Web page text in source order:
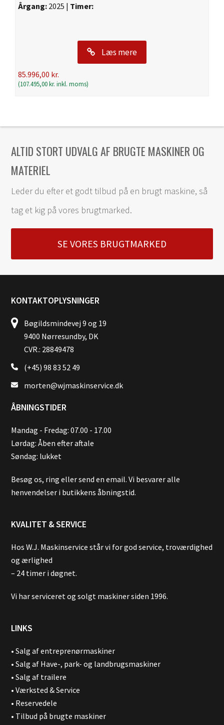
Årgang: 2025 | Timer:
Læs mere
85.996,00 kr.
(107.495,00kr. inkl. moms)
ALTID STORT UDVALG AF BRUGTE MASKINER OG
MATERIEL
Leder du efter et godt tilbud på en brugt maskine, så
tag et kig på vores brugtmarked.
SE VORES BRUGTMARKED
KONTAKTOPLYSNINGER
Bøgildsmindevej 9 og 19
9400 Nørresundby, DK
CVR.: 28849478
(+45) 98 83 52 49
morten@wjmaskinservice.dk
ÅBNINGSTIDER
Mandag - Fredag: 07.00 - 17.00
Lørdag: Åben efter aftale
Søndag: lukket
Besøg os, ring eller send en email. Vi besvarer alle
henvendelser i butikkens åbningstid.
KVALITET & SERVICE
Hos W.J. Maskinservice står vi for god service, troværdighed
og ærlighed
– 24 timer i døgnet.
Vi har serviceret og solgt maskiner siden 1996.
LINKS
•Salg af entreprenørmaskiner
•Salg af Have-, park- og landbrugsmaskiner
•Salg af trailere
•Værksted & Service
• Reservedele
• Tilbud på brugte maskiner